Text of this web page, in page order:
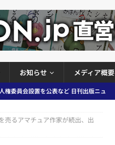
お知らせ メディア概要
告書を公開など 日刊出版ニュースまと
が生成AIコンテンツの識別表示を義
売るアマチュア作家が続出、出